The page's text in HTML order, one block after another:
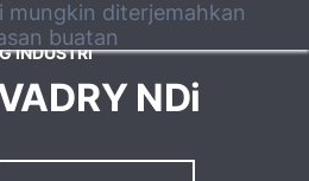
mungkin diterjemahkan
buatan
INDUSTRI
NDi